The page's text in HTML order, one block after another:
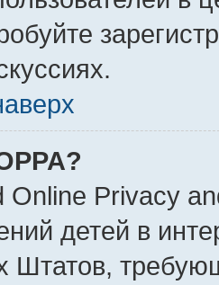
Online Privacy
детей в
Штатов,